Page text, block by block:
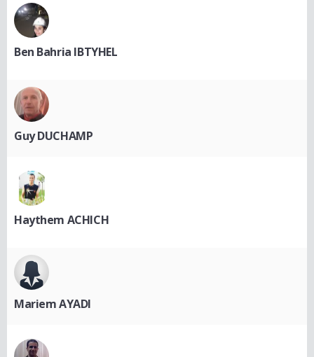
Ben Bahria IBTYHEL
Guy DUCHAMP
Haythem ACHICH
Mariem AYADI